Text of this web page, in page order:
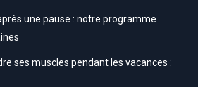
une pause : notre programme
ses muscles pendant les vacances :